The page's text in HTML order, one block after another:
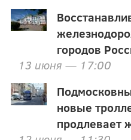
городов
13 июня — 17:00
новые
продлевает